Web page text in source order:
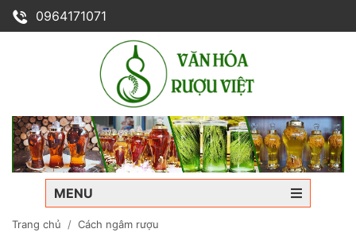
0964171071
MENU
Trang chủ Cách ngâm rượu